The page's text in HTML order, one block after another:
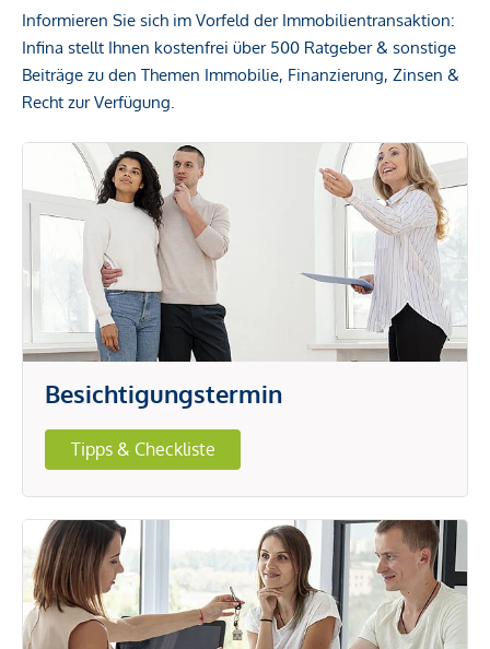
Informieren Sie sich im Vorfeld der Immobilientransaktion:
Infina stellt Ihnen kostenfrei über 500 Ratgeber & sonstige
Beiträge zu den Themen Immobilie, Finanzierung, Zinsen &
Recht zur Verfügung.
Besichtigungstermin
Tipps & Checkliste